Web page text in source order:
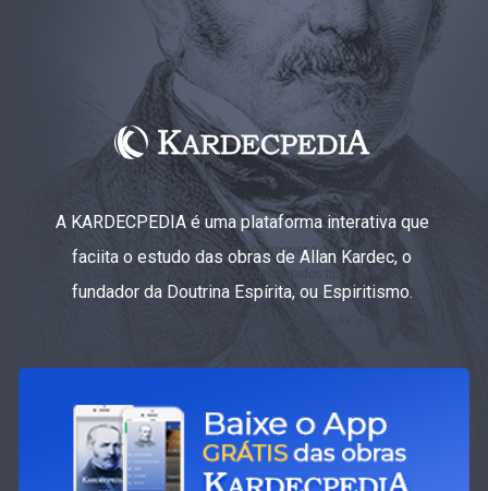
A KARDECPEDIA é uma plataforma interativa que
faciita o estudo das obras de Allan Kardec, o
fundador da Doutrina Espírita, ou Espiritismo.